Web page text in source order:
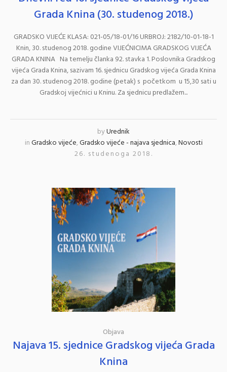
Grada Knina (30. studenog 2018.)
GRADSKO VIJEĆE KLASA: 021-05/18-01/16 URBROJ: 2182/10-01-18-1
Knin, 30. studenog 2018. godine VIJEĆNICIMA GRADSKOG VIJEĆA
GRADA KNINA Na temelju članka 92. stavka 1. Poslovnika Gradskog
vijeća Grada Knina, sazivam 16. sjednicu Gradskog vijeća Grada Knina
za dan 30. studenog 2018. godine (petak) s početkom u 15,30 sati u
Gradskoj vijećnici u Kninu. Za sjednicu predlažem...
byUrednik
inGradsko vijeće,Gradsko vijeće - najava sjednica,Novosti
26. studenoga 2018.
Objava
Najava 15. sjednice Gradskog vijeća Grada
Knina